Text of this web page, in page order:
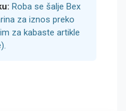
Roba se šalje Bex
za iznos preko
za kabaste artikle